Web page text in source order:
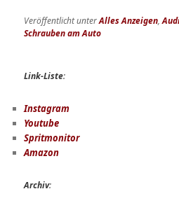
Veröffentlicht unterAlles Anzeigen,
Schrauben am Auto
Link-Liste:
Instagram
Youtube
Spritmonitor
Amazon
Archiv: